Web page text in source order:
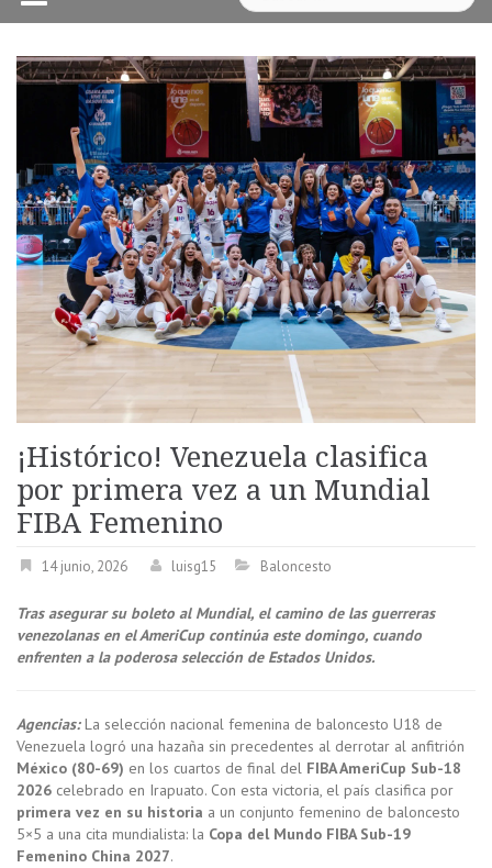
¡Histórico! Venezuela clasifica
por primera vez a un Mundial
FIBA Femenino
14 junio, 2026 luisg15 Baloncesto
Tras asegurar su boleto al Mundial, el camino de las guerreras
venezolanas en el AmeriCup continúa este domingo, cuando
enfrenten a la poderosa selección de Estados Unidos.
Agencias:La selección nacional femenina de baloncesto U18 de
Venezuela logró una hazaña sin precedentes al derrotar al anfitrión
México (80-69) en los cuartos de final del FIBA AmeriCup Sub-18
2026 celebrado en Irapuato. Con esta victoria, el país clasifica por
primera vez en su historia a un conjunto femenino de baloncesto
5×5 a una cita mundialista: la Copa del Mundo FIBA Sub-19
Femenino China 2027.